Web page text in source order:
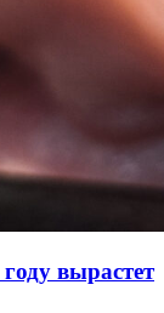
вырастет